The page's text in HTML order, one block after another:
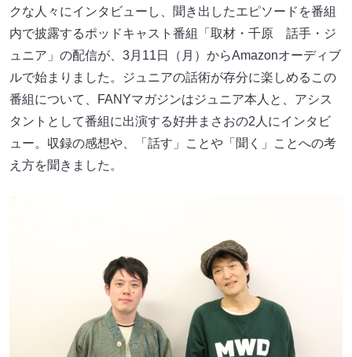
クな人々にインタビューし、聞き出したエピソードを番組
内で披露するポッドキャスト番組「取材・千原 話手・ジ
ュニア」の配信が、3月11日（月）からAmazonオーディブ
ルで始まりました。ジュニアの話術が存分に楽しめるこの
番組について、FANYマガジンはジュニア本人と、アシス
タントとして番組に出演する好井まさおの2人にインタビ
ュー。収録の感想や、「話す」ことや「聞く」ことへの考
え方を聞きました。